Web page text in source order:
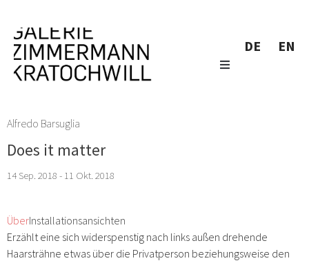
DE EN
Alfredo Barsuglia
Does it matter
14 Sep. 2018 - 11 Okt. 2018
ÜberInstallationsansichten
Erzählt eine sich widerspenstig nach links außen drehende
Haarsträhne etwas über die Privatperson beziehungsweise den